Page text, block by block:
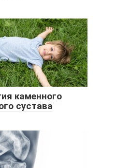
каменного
сустава